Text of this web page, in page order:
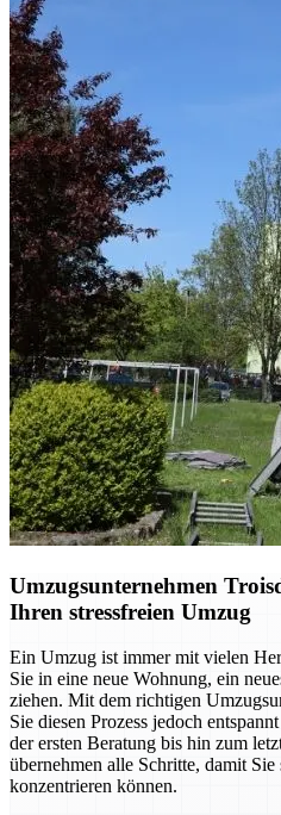
Umzugsunternehmen
Ihren stressfreien Umzug
Ein Umzug ist immer mit vielen
Sie in eine neue Wohnung, ein
ziehen. Mit dem richtigen
Sie diesen Prozess jedoch
der ersten Beratung bis hin zum
übernehmen alle Schritte, damit
konzentrieren können.